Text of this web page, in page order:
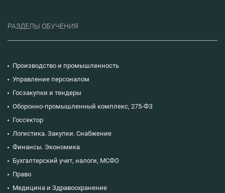
РАЗДЕЛЫ ОБУЧЕНИЯ
Производство и промышленность
Управление персоналом
Госзакупки и тендеры
Оборонно-промышленный комплекс, 275-ФЗ
Госсектор
Логистика. Закупки. Снабжение
Финансы. Экономика
Бухгалтерский учет, налоги, МСФО
Право
Медицина и Здравоохранение